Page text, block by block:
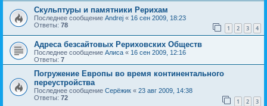
Скульптуры и памятники Рерихам
Последнее сообщение Andrej « 16 сен 2009, 18:23
Ответы: 78 1 2 3 4
Адреса безсайтовых Рериховских Обществ
Последнее сообщение Алиса « 16 сен 2009, 12:16
Ответы: 7
Погружение Европы во время континентального
переустройства
Последнее сообщение Серёжик « 23 авг 2009, 14:38
Ответы: 72 1 2 3